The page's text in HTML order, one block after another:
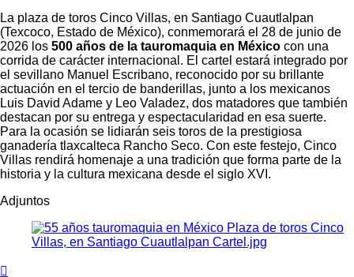
La plaza de toros Cinco Villas, en Santiago Cuautlalpan
(Texcoco, Estado de México), conmemorará el 28 de junio de
2026 los 500 años de la tauromaquia en México con una
corrida de carácter internacional. El cartel estará integrado por
el sevillano Manuel Escribano, reconocido por su brillante
actuación en el tercio de banderillas, junto a los mexicanos
Luis David Adame y Leo Valadez, dos matadores que también
destacan por su entrega y espectacularidad en esa suerte.
Para la ocasión se lidiarán seis toros de la prestigiosa
ganadería tlaxcalteca Rancho Seco. Con este festejo, Cinco
Villas rendirá homenaje a una tradición que forma parte de la
historia y la cultura mexicana desde el siglo XVI.
Adjuntos